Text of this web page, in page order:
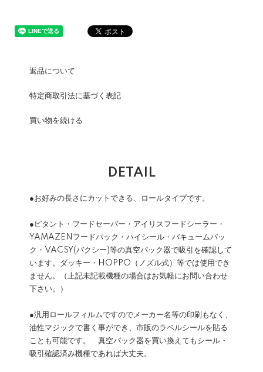
返品について
特定商取引法に基づく表記
買い物を続ける
DETAIL
●お好みの長さにカットできる、ロールタイプです。
●ピタント・フードセーバー・アイリスフードシーラー・
YAMAZENフードパック・ハイシール・バキュームパッ
ク・VACSY(バクシー)等の真空パック器で吸引を確認して
います。ダッキー・HOPPO（ノズル式）等では使用でき
ません。（上記未記載機種の場合はお気軽にお問い合わせ
下さい。）
●汎用ロールフィルムですのでメーカー名等の印刷もなく、
油性マジックで書く事ができ、市販のラベルシールを貼る
ことも可能です。 真空パック器を買い換えてもシール・
吸引確認済み機種であれば大丈夫。